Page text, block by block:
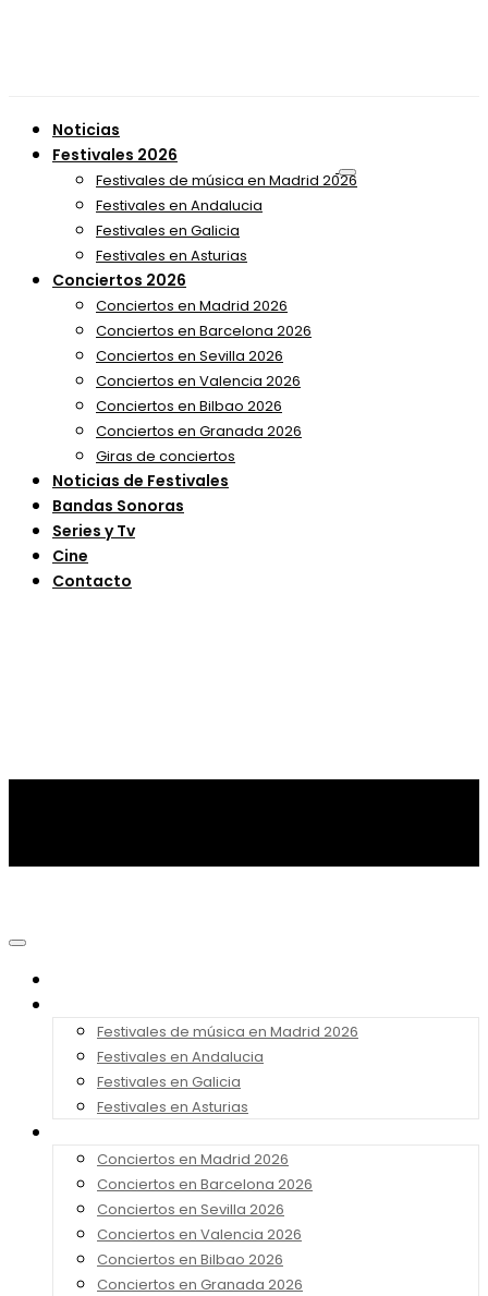
Noticias
Festivales 2026
Festivales de música en Madrid 2026
Festivales en Andalucia
Festivales en Galicia
Festivales en Asturias
Conciertos 2026
Conciertos en Madrid 2026
Conciertos en Barcelona 2026
Conciertos en Sevilla 2026
Conciertos en Valencia 2026
Conciertos en Bilbao 2026
Conciertos en Granada 2026
Giras de conciertos
Noticias de Festivales
Bandas Sonoras
Series y Tv
Cine
Contacto
Festivales de música en Madrid 2026
Festivales en Andalucia
Festivales en Galicia
Festivales en Asturias
Conciertos en Madrid 2026
Conciertos en Barcelona 2026
Conciertos en Sevilla 2026
Conciertos en Valencia 2026
Conciertos en Bilbao 2026
Conciertos en Granada 2026